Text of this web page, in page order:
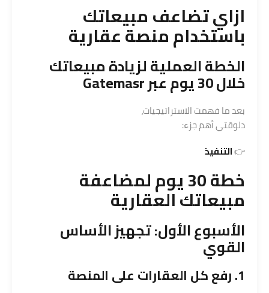
ازاي تضاعف مبيعاتك
باستخدام منصة عقارية
الخطة العملية لزيادة مبيعاتك
خلال 30 يوم عبر Gatemasr
بعد ما فهمت الاستراتيجيات،
دلوقتي أهم جزء:
👉التنفيذ
خطة 30 يوم لمضاعفة
مبيعاتك العقارية
الأسبوع الأول: تجهيز الأساس
القوي
1. رفع كل العقارات على المنصة